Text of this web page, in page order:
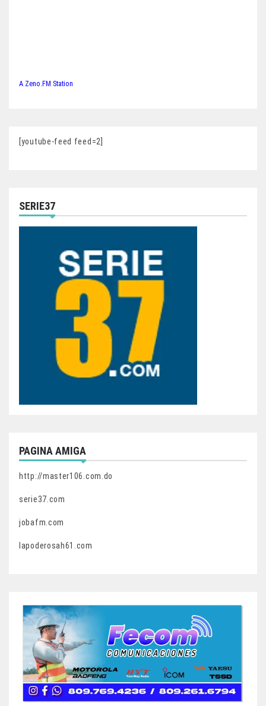
A Zeno.FM Station
[youtube-feed feed=2]
SERIE37
PAGINA AMIGA
http://master106.com.do
serie37.com
jobafm.com
lapoderosah61.com